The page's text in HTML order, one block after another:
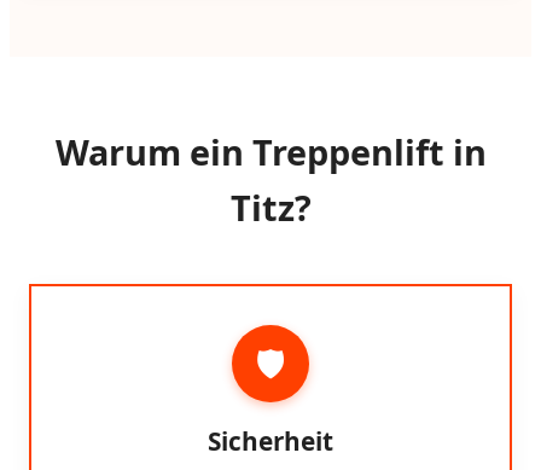
Warum ein Treppenlift in
Titz?
🛡️
Sicherheit